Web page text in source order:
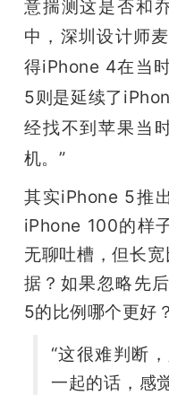
意揣测这是否和
中，深圳设计师
得iPhone 4在当
5则是延续了
经找不到苹果当
机。”
其实iPhone 5推
iPhone 100的样
无聊吐槽，但长
据？如果忽略先
5的比例哪个更好
“这很难判断
一起的话，感